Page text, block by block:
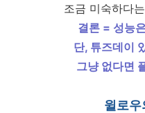
조금 미숙하다
결론 = 성능
단, 튜즈데이
그냥 없다면
윌로우